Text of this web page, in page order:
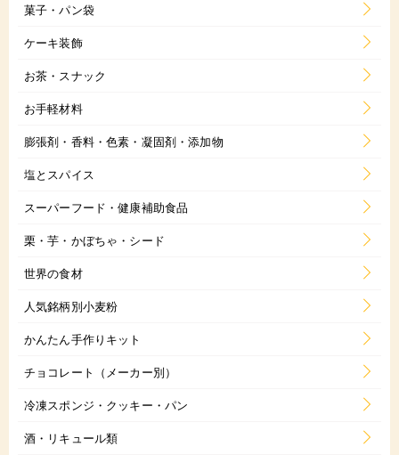
菓子・パン袋
ケーキ装飾
お茶・スナック
お手軽材料
膨張剤・香料・色素・凝固剤・添加物
塩とスパイス
スーパーフード・健康補助食品
栗・芋・かぼちゃ・シード
世界の食材
人気銘柄別小麦粉
かんたん手作りキット
チョコレート（メーカー別）
冷凍スポンジ・クッキー・パン
酒・リキュール類